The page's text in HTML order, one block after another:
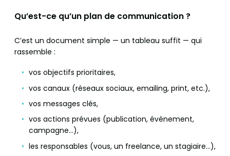
Qu’est-ce qu’un plan de communication ?
C’est un document simple — un tableau suffit — qui
rassemble :
vos objectifs prioritaires,
vos canaux (réseaux sociaux, emailing, print, etc.),
vos messages clés,
vos actions prévues (publication, événement,
campagne…),
les responsables (vous, un freelance, un stagiaire…),